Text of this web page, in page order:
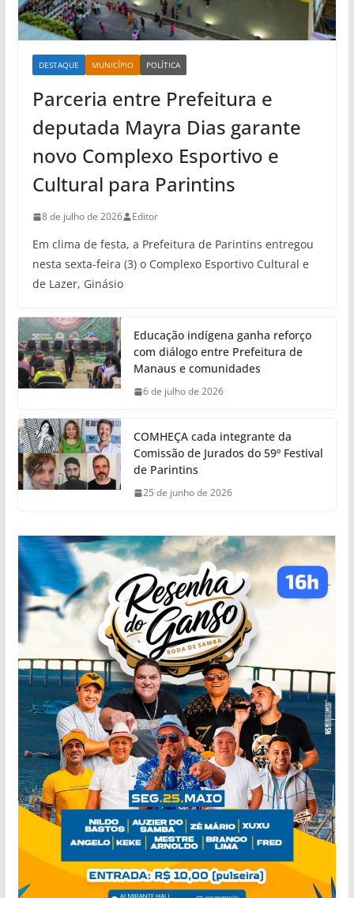
DESTAQUE MUNICÍPIO POLÍTICA
Parceria entre Prefeitura e
deputada Mayra Dias garante
novo Complexo Esportivo e
Cultural para Parintins
8 de julho de 2026 Editor
Em clima de festa, a Prefeitura de Parintins entregou
nesta sexta-feira (3) o Complexo Esportivo Cultural e
de Lazer, Ginásio
Educação indígena ganha reforço
com diálogo entre Prefeitura de
Manaus e comunidades
6 de julho de 2026
COMHEÇA cada integrante da
Comissão de Jurados do 59º Festival
de Parintins
25 de junho de 2026